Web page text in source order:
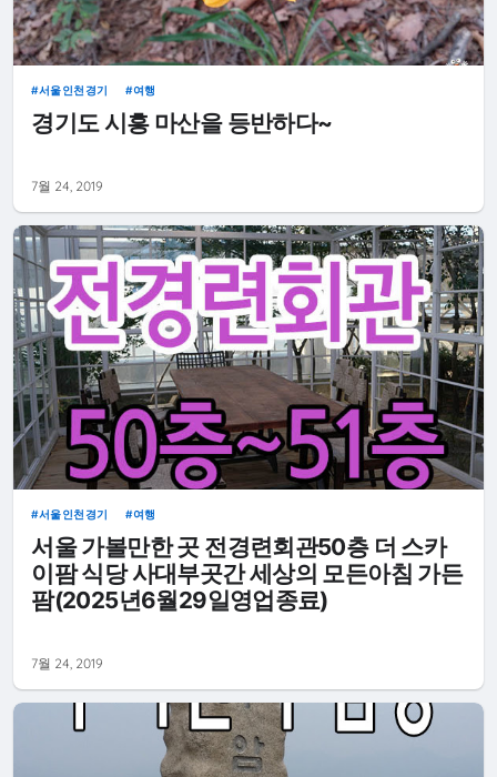
서울인천경기 여행
경기도 시흥 마산을 등반하다~
7월 24, 2019
서울인천경기 여행
서울 가볼만한 곳 전경련회관50층 더 스카
이팜 식당 사대부곳간 세상의 모든아침 가든
팜(2025년6월29일영업종료)
7월 24, 2019